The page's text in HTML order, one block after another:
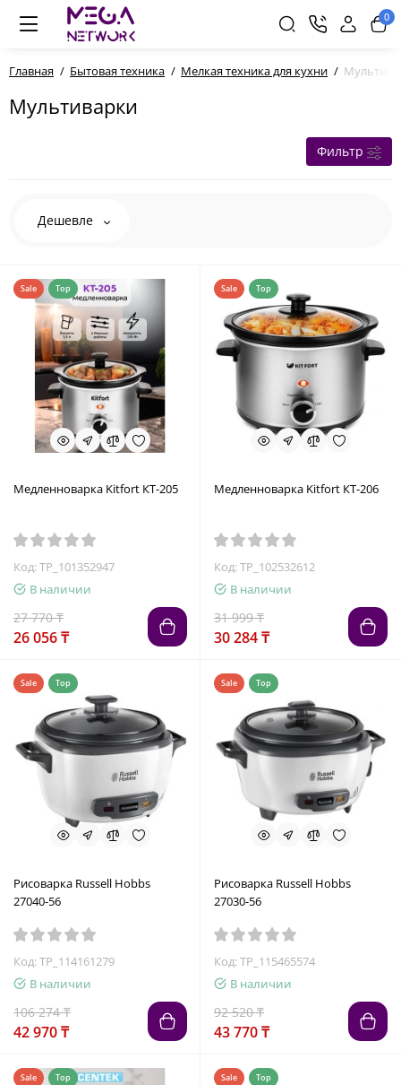
0
Главная Бытовая техника Мелкая техника для кухни
Мультиварки
Фильтр
Дешевле
Sale Top
Медленноварка Kitfort КТ-205
Код: TP_101352947
В наличии
27 770 ₸
26 056 ₸
Sale Top
Медленноварка Kitfort КТ-206
Код: TP_102532612
В наличии
31 999 ₸
30 284 ₸
Sale Top
Рисоварка Russell Hobbs
27040-56
Код: TP_114161279
В наличии
106 274 ₸
42 970 ₸
Sale Top
Рисоварка Russell Hobbs
27030-56
Код: TP_115465574
В наличии
92 520 ₸
43 770 ₸
Sale Top Sale Top